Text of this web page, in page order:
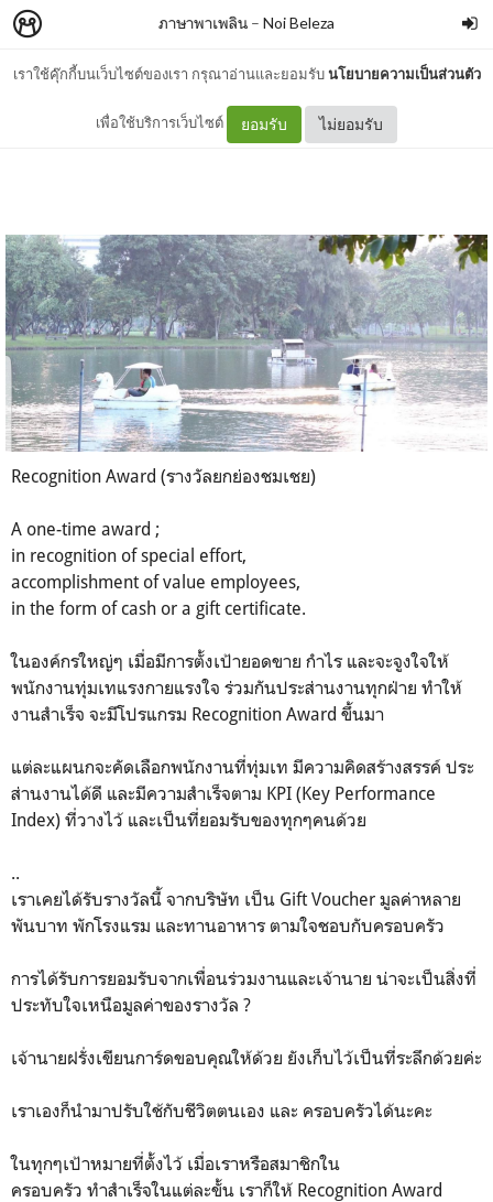
เราใช้คุ๊กกี้บนเว็บไซต์ของเรา กรุณาอ่านและยอมรับนโยบายความเป็นส่วนตัว
เพื่อใช้บริการเว็บไซต์ ยอมรับ ไม่ยอมรับ
ภาษาพาเพลิน – Noi Beleza
Recognition Award
Recognition Award (รางวัลยกย่องชมเชย)
A one-time award ;
in recognition of special effort,
accomplishment of value employees,
in the form of cash or a gift certificate.
ในองค์กรใหญ่ๆ เมื่อมีการตั้งเป้ายอดขาย กำไร และจะจูงใจให้
พนักงานทุ่มเทแรงกายแรงใจ ร่วมกันประส่านงานทุกฝ่าย ทำให้
งานสำเร็จ จะมีโปรแกรม Recognition Award ขึ้นมา
แต่ละแผนกจะคัดเลือกพนักงานที่ทุ่มเท มีความคิดสร้างสรรค์ ประ
ส่านงานได้ดี และมีความสำเร็จตาม KPI (Key Performance
Index) ที่วางไว้ และเป็นที่ยอมรับของทุกๆคนด้วย
..
เราเคยได้รับรางวัลนี้ จากบริษัท เป็น Gift Voucher มูลค่าหลาย
พันบาท พักโรงแรม และทานอาหาร ตามใจชอบกับครอบครัว
การได้รับการยอมรับจากเพื่อนร่วมงานและเจ้านาย น่าจะเป็นสิ่งที่
ประทับใจเหนือมูลค่าของรางวัล ?
เจ้านายฝรั่งเขียนการ์ดขอบคุณให้ด้วย ยังเก็บไว้เป็นที่ระลึกด้วยค่ะ
เราเองก็นำมาปรับใช้กับชีวิตตนเอง และ ครอบครัวได้นะคะ
ในทุกๆเป้าหมายที่ตั้งไว้ เมื่อเราหรือสมาชิกใน
ครอบครัว ทำสำเร็จในแต่ละขั้น เราก็ให้ Recognition Award